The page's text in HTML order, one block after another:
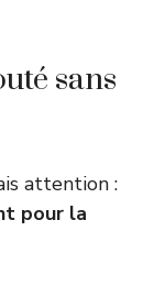
sans
attention :
pour la